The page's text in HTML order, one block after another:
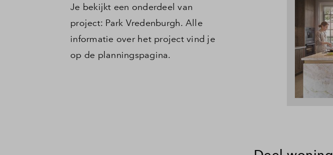
Je bekijkt een onderdeel van
project: Park Vredenburgh. Alle
informatie over het project vind je
op de planningspagina.